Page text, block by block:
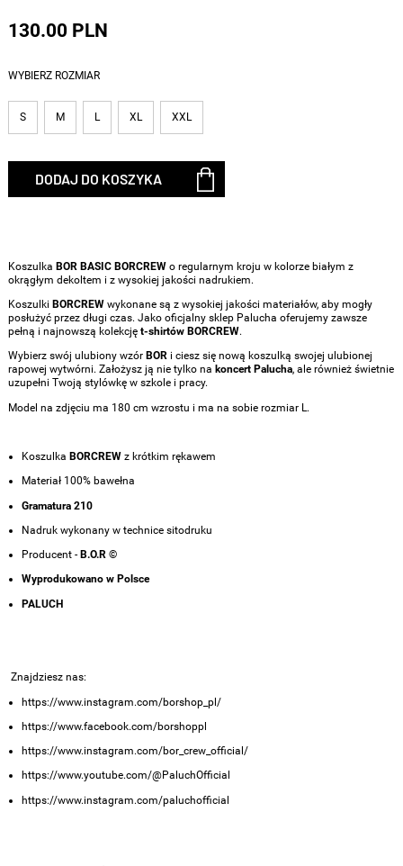
130.00 PLN
WYBIERZ ROZMIAR
S M L XL XXL
DODAJ DO KOSZYKA
Koszulka BOR BASIC BORCREW o regularnym kroju w kolorze białym z
okrągłym dekoltem i z wysokiej jakości nadrukiem.
Koszulki BORCREWwykonane są z wysokiej jakości materiałów, aby mogły
posłużyć przez długi czas. Jako oficjalny sklep Palucha oferujemy zawsze
pełną i najnowszą kolekcję t-shirtów BORCREW.
Wybierz swój ulubiony wzór BORi ciesz się nową koszulką swojej ulubionej
rapowej wytwórni. Założysz ją nie tylko na koncert Palucha, ale również świetnie
uzupełni Twoją stylówkę w szkole i pracy.
Model na zdjęciu ma 180 cm wzrostu i ma na sobie rozmiar L.
Koszulka BORCREWz krótkim rękawem
Materiał 100% bawełna
Gramatura 210
Nadruk wykonany w technice sitodruku
Producent - B.O.R ©
Wyprodukowano w Polsce
PALUCH
Znajdziesz nas:
https://www.instagram.com/borshop_pl/
https://www.facebook.com/borshoppl
https://www.instagram.com/bor_crew_official/
https://www.youtube.com/@PaluchOfficial
https://www.instagram.com/paluchofficial